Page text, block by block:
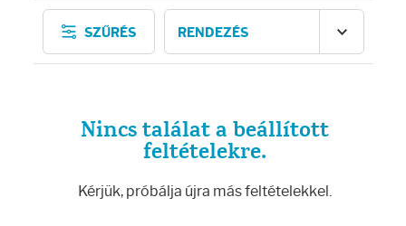
SZŰRÉS
Nincs találat a beállított
feltételekre.
Kérjük, próbálja újra más feltételekkel.
Ránctalanítók
Arctisztítók
Arcradírok